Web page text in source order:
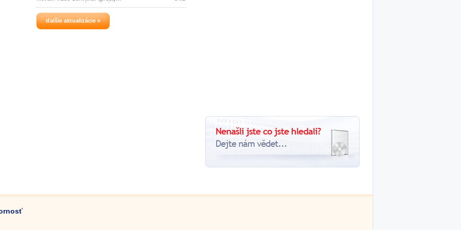
ConvertMovie) je výkonný nástroj pre
jednoduchú konverziu súborov videa a
zvukových súborov rôznych formátov
(AVI, MP4, WMV, ASF, 3GP, 3GP2, MOV,
DVD, VOB, IFO, MPEG 1,2,4, VCD,
ďalšie aktualizácie »